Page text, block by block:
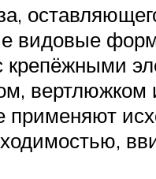
видовые